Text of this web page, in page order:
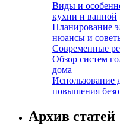
Виды и
кухни и ванной
Планирование
нюансы и
Современные
Обзор систем
дома
Использование
повышения
Архив статей